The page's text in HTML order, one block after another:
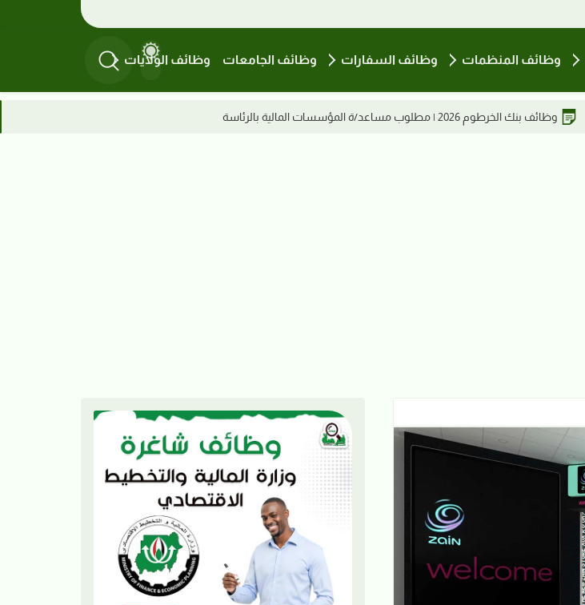
وظائف المنظمات وظائف السفارات وظائف الجامعات وظائف الولايات